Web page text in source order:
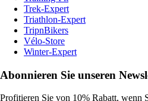
Trek-Expert
Triathlon-Expert
TripnBikers
Vélo-Store
Winter-Expert
Abonnieren Sie unseren
Profitieren Sie von 10% Rabatt, wenn